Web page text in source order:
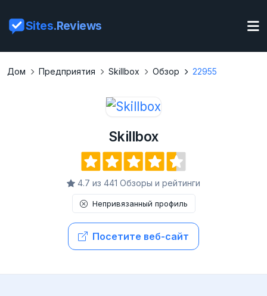
Sites.Reviews
Дом Предприятия Skillbox Обзор 22955
Skillbox
4.7 из 441 Обзоры и рейтинги
Непривязанный профиль
Посетите веб-сайт